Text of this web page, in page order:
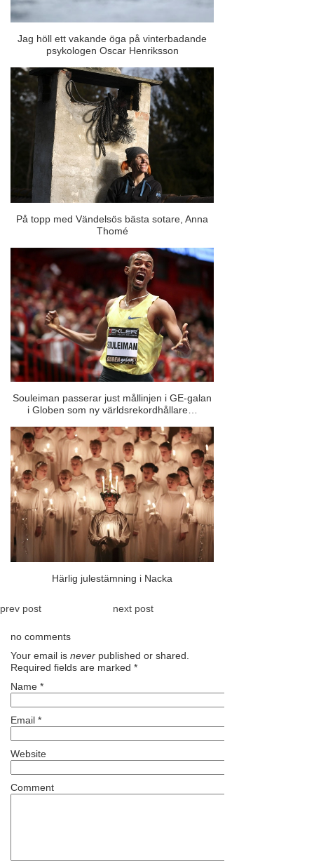
Jag höll ett vakande öga på vinterbadande
psykologen Oscar Henriksson
På topp med Vändelsös bästa sotare, Anna
Thomé
Souleiman passerar just mållinjen i GE-galan
i Globen som ny världsrekordhållare…
Härlig julestämning i Nacka
prev post next post
no comments
Your email is never published or shared.
Required fields are marked *
Name *
Email *
Website
Comment